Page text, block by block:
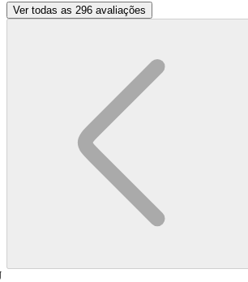
Ver todas as 296 avaliações